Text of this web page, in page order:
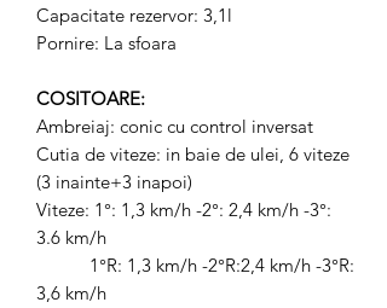
Capacitate rezervor: 3,1l
Pornire: La sfoara
COSITOARE:
Ambreiaj: conic cu control inversat
Cutia de viteze: in baie de ulei, 6 viteze
(3 inainte+3 inapoi)
Viteze: 1°: 1,3 km/h -2°: 2,4 km/h -3°:
3.6 km/h
1°R: 1,3 km/h -2°R:2,4 km/h -3°R:
3,6 km/h